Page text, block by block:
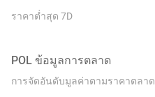
ราคาต่ำสุด 7D
POL ข้อมูลการตลาด
การจัดอันดับมูลค่าตามราคาตลาด